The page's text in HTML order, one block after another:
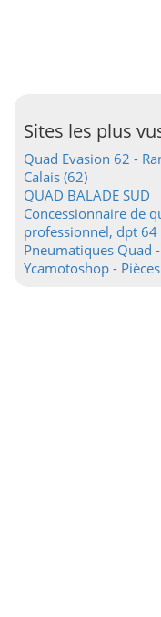
Sites les plus
Quad Evasion 62 -
Calais (62)
QUAD BALADE SUD
Concessionnaire de
professionnel, dpt 64
Pneumatiques Quad
Ycamotoshop -